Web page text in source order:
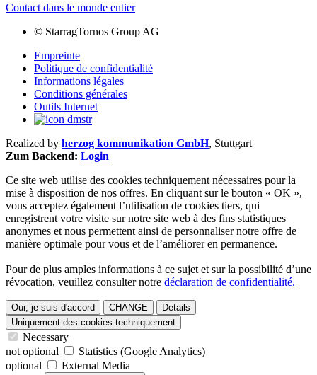
Contact dans le monde entier
© StarragTornos Group AG
Empreinte
Politique de confidentialité
Informations légales
Conditions générales
Outils Internet
Realized by herzog kommunikation GmbH, Stuttgart
Zum Backend: Login
Ce site web utilise des cookies techniquement nécessaires pour la
mise à disposition de nos offres. En cliquant sur le bouton « OK »,
vous acceptez également l’utilisation de cookies tiers, qui
enregistrent votre visite sur notre site web à des fins statistiques
anonymes et nous permettent ainsi de personnaliser notre offre de
manière optimale pour vous et de l’améliorer en permanence.
Pour de plus amples informations à ce sujet et sur la possibilité d’une
révocation, veuillez consulter notre déclaration de confidentialité.
Oui, je suis d'accord CHANGE
Details
Uniquement des cookies techniquement
Necessary
not optional
Statistics (Google Analytics)
optional
External Media